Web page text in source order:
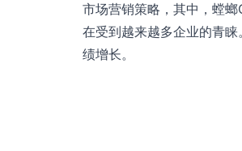
市场营销策略，其中，螳
在受到越来越多企业的青
绩增长。